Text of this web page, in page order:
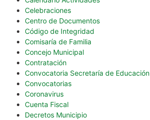
Celebraciones
Centro de Documentos
Código de Integridad
Comisaría de Familia
Concejo Municipal
Contratación
Convocatoria Secretaría de Educación
Convocatorias
Coronavirus
Cuenta Fiscal
Decretos Municipio